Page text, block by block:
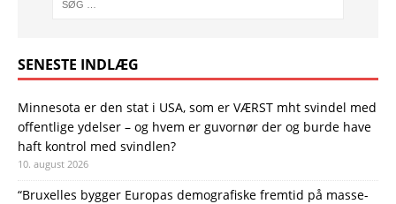
SENESTE INDLÆG
Minnesota er den stat i USA, som er VÆRST mht svindel med
offentlige ydelser – og hvem er guvornør der og burde have
haft kontrol med svindlen?
10. august 2026
“Bruxelles bygger Europas demo­grafiske frem­tid på masse­